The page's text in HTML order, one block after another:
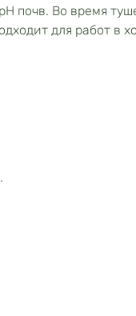
почв. Во время
для работ в